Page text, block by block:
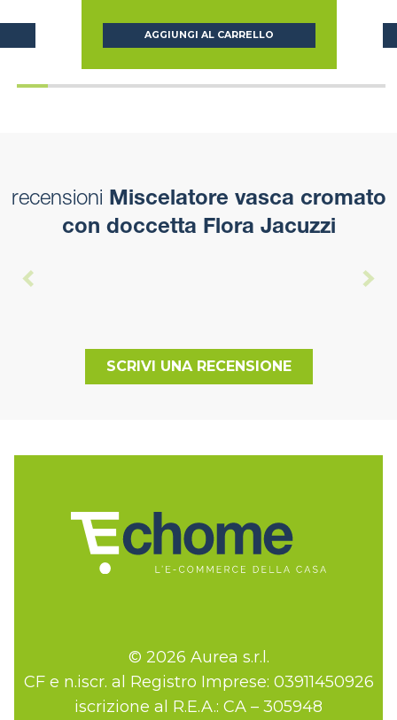
AGGIUNGI AL CARRELLO
recensioni Miscelatore vasca cromato
con doccetta Flora Jacuzzi
SCRIVI UNA RECENSIONE
© 2026 Aurea s.r.l.
CF e n.iscr. al Registro Imprese: 03911450926
iscrizione al R.E.A.: CA – 305948